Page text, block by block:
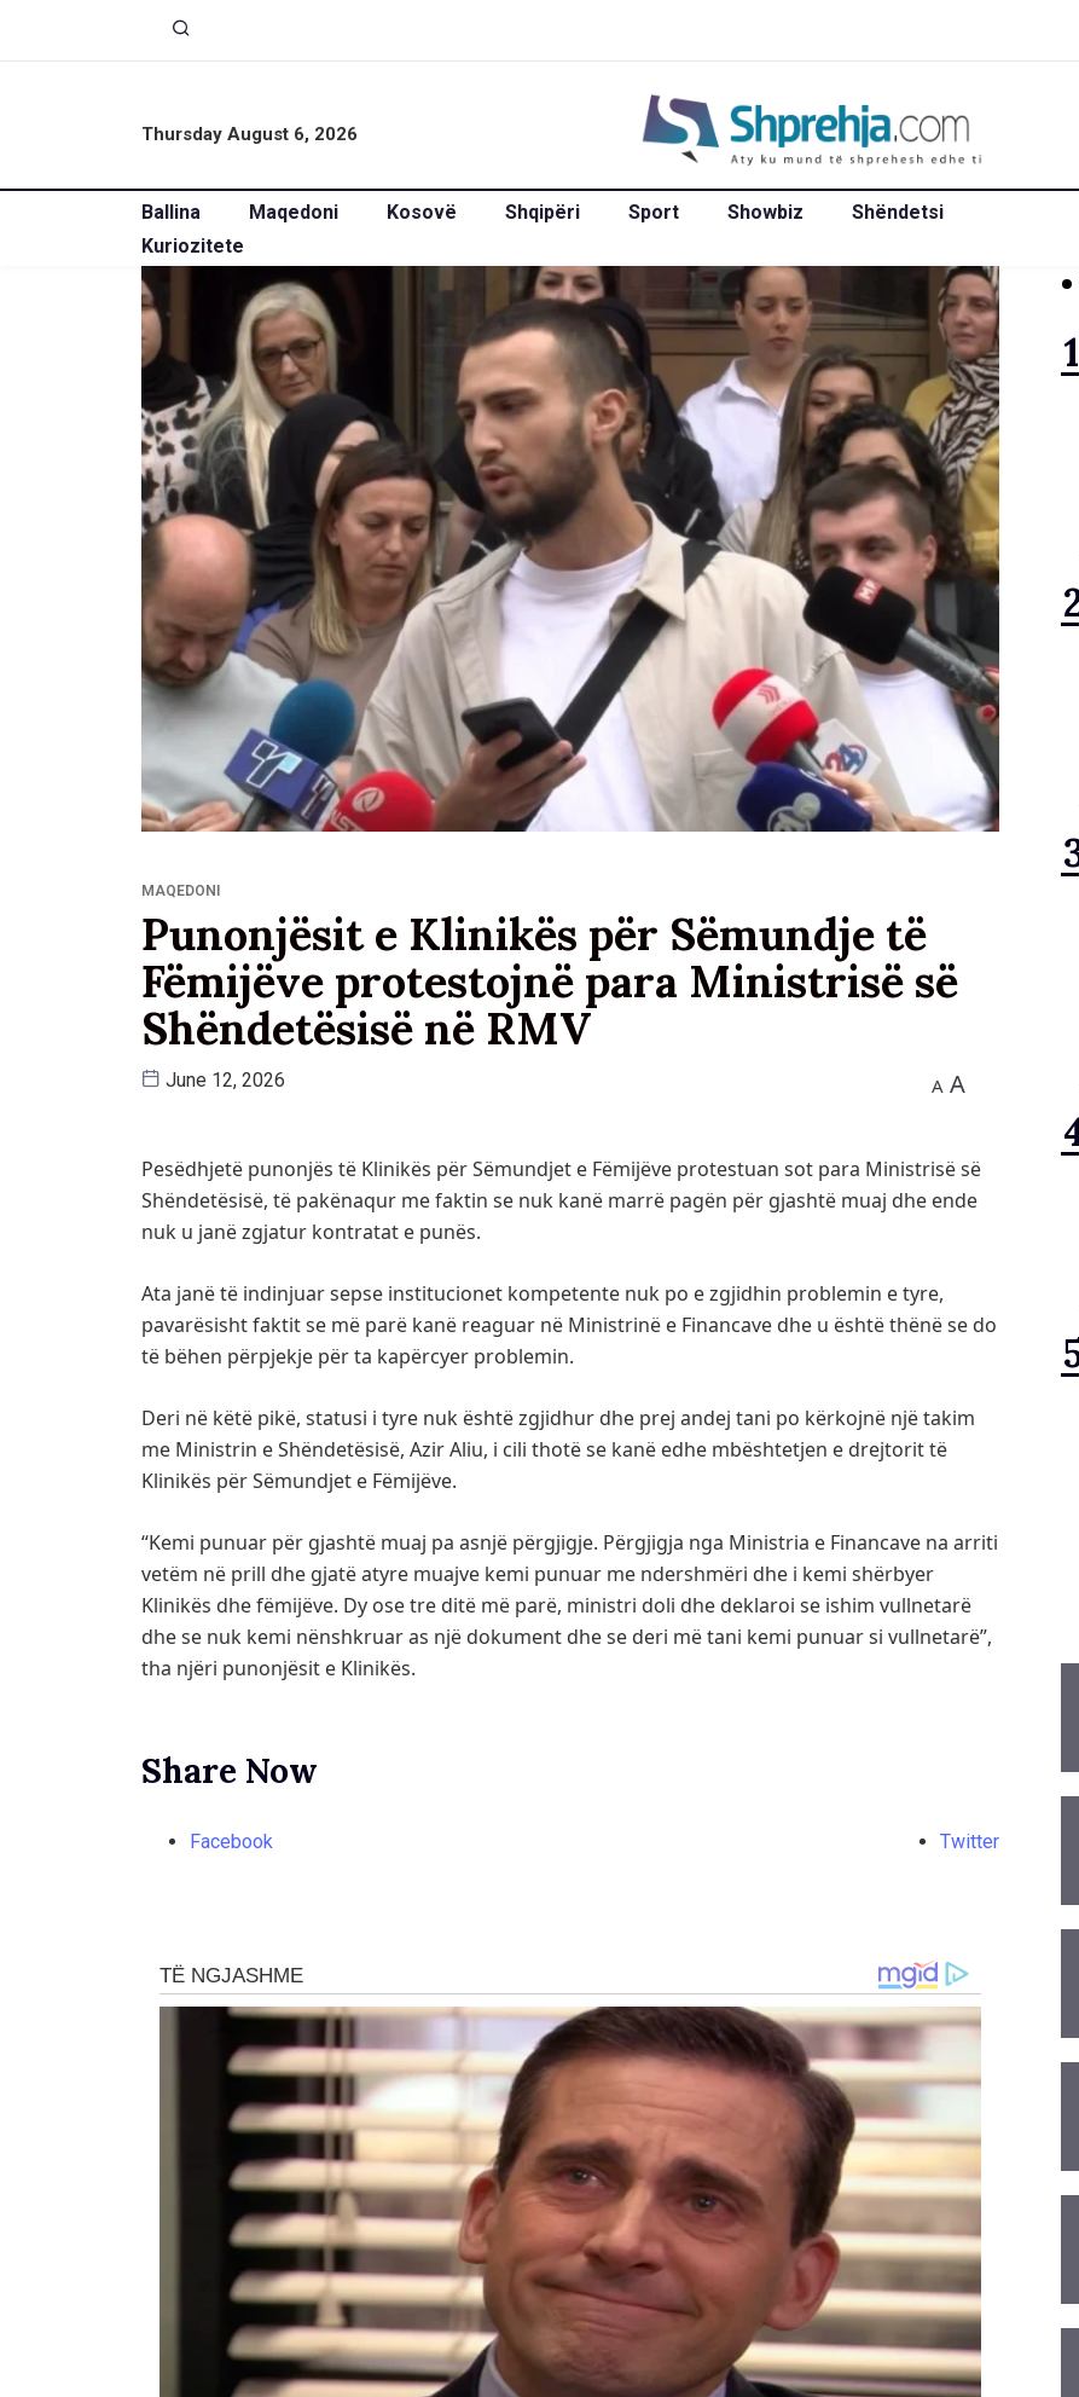
Thursday August 6, 2026
Ballina Maqedoni Kosovë Shqipëri Sport Showbiz
Shëndetsi
Kuriozitete
MAQEDONI
Punonjësit e Klinikës për Sëmundje të
Fëmijëve protestojnë para Ministrisë së
Shëndetësisë në RMV
June 12, 2026 A A
Pesëdhjetë punonjës të Klinikës për Sëmundjet e Fëmijëve protestuan sot para Ministrisë së
Shëndetësisë, të pakënaqur me faktin se nuk kanë marrë pagën për gjashtë muaj dhe ende
nuk u janë zgjatur kontratat e punës.
Ata janë të indinjuar sepse institucionet kompetente nuk po e zgjidhin problemin e tyre,
pavarësisht faktit se më parë kanë reaguar në Ministrinë e Financave dhe u është thënë se do
të bëhen përpjekje për ta kapërcyer problemin.
Deri në këtë pikë, statusi i tyre nuk është zgjidhur dhe prej andej tani po kërkojnë një takim
me Ministrin e Shëndetësisë, Azir Aliu, i cili thotë se kanë edhe mbështetjen e drejtorit të
Klinikës për Sëmundjet e Fëmijëve.
“Kemi punuar për gjashtë muaj pa asnjë përgjigje. Përgjigja nga Ministria e Financave na arriti
vetëm në prill dhe gjatë atyre muajve kemi punuar me ndershmëri dhe i kemi shërbyer
Klinikës dhe fëmijëve. Dy ose tre ditë më parë, ministri doli dhe deklaroi se ishim vullnetarë
dhe se nuk kemi nënshkruar as një dokument dhe se deri më tani kemi punuar si vullnetarë”,
tha njëri punonjësit e Klinikës.
Share Now
Facebook Twitter